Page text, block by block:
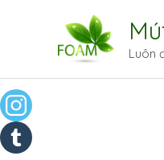
Luôn